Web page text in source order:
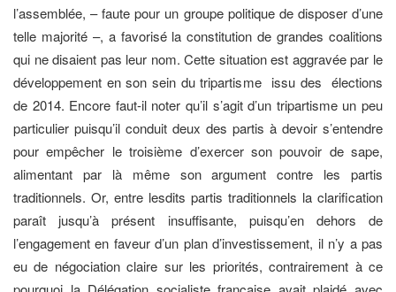
l’assemblée, – faute pour un groupe politique de disposer d’une
telle majorité –, a favorisé la constitution de grandes coalitions
qui ne disaient pas leur nom. Cette situation est aggravée par le
développement en son sein du tripartisme issu des élections
de 2014. Encore faut-il noter qu’il s’agit d’un tripartisme un peu
particulier puisqu’il conduit deux des partis à devoir s’entendre
pour empêcher le troisième d’exercer son pouvoir de sape,
alimentant par là même son argument contre les partis
traditionnels. Or, entre lesdits partis traditionnels la clarification
paraît jusqu’à présent insuffisante, puisqu’en dehors de
l’engagement en faveur d’un plan d’investissement, il n’y a pas
eu de négociation claire sur les priorités, contrairement à ce